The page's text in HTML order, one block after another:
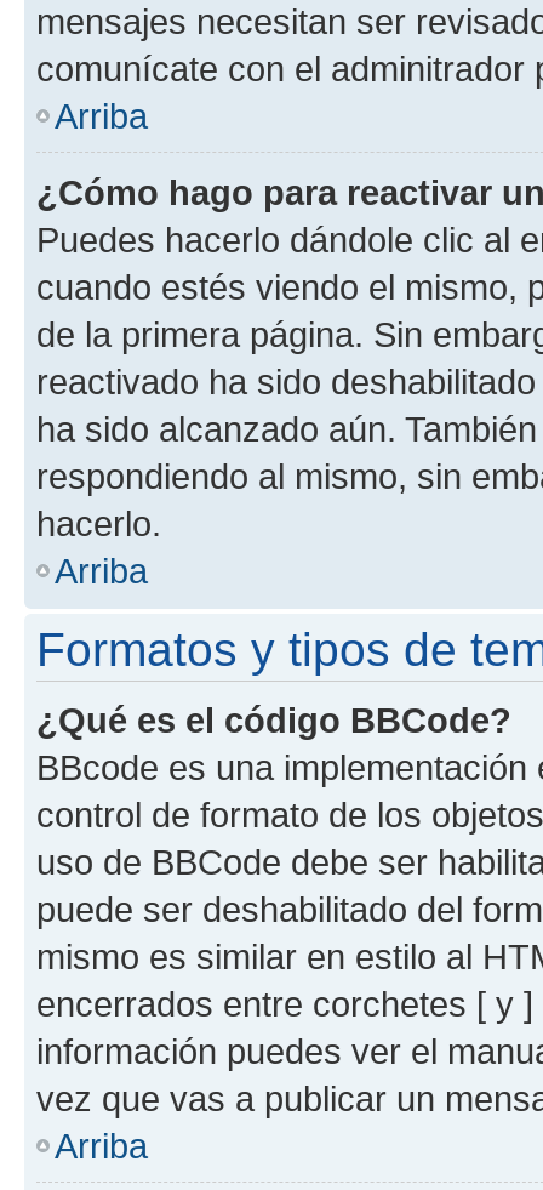
mensajes necesitan ser
comunícate con el
Arriba
¿Cómo hago para reactivar
Puedes hacerlo dándole clic al
cuando estés viendo el mismo,
de la primera página. Sin
reactivado ha sido
ha sido alcanzado aún.
respondiendo al mismo, sin
hacerlo.
Arriba
Formatos y tipos de
¿Qué es el código BBCode?
BBcode es una
control de formato de los
uso de BBCode debe ser
puede ser deshabilitado del
mismo es similar en estilo al
encerrados entre corchetes [ y
información puedes ver el
vez que vas a publicar un
Arriba